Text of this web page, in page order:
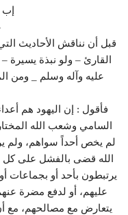
إب
قبل أن نناقش الأحاديث
القارئ – ولو نبذة
عليه وآله وسلم _ ومن
فأقول : إن اليهود هم
السامي وشعب الله
لم يخص أحداً سواهم، ولم
الله قضى بالفشل على كل
يرتبطون بأحد أو بجماعات
عليهم، أو لدفع مضرة
يتعارض مع مصالحهم، مع